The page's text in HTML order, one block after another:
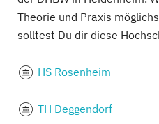
Theorie und Praxis
solltest Du dir diese
HS Rosenheim
TH Deggendorf